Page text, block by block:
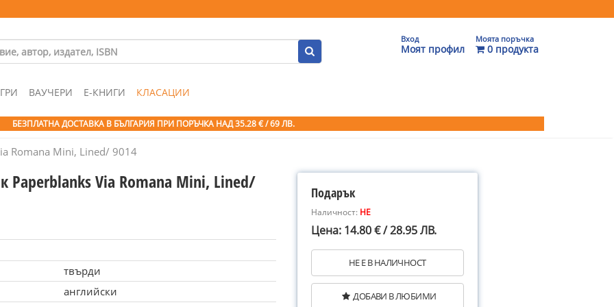
Вход
Моят профил
Моята поръчка
0 продукта
ВАУЧЕРИ Е-КНИГИ КЛАСАЦИИ
БЕЗПЛАТНА ДОСТАВКА В БЪЛГАРИЯ ПРИ ПОРЪЧКА НАД 35.28 € / 69 ЛВ.
Romana Mini, Lined/ 9014
Paperblanks Via Romana Mini, Lined/
твърди
английски
Подарък
Наличност: НЕ
Цена: 14.80 € / 28.95 ЛВ.
НЕ Е В НАЛИЧНОСТ
ДОБАВИ В ЛЮБИМИ